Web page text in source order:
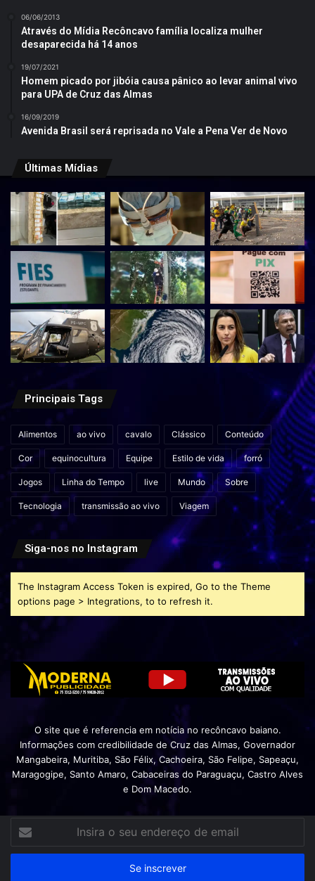
06/06/2013
Através do Mídia Recôncavo família localiza mulher
desaparecida há 14 anos
19/07/2021
Homem picado por jibóia causa pânico ao levar animal vivo
para UPA de Cruz das Almas
16/09/2019
Avenida Brasil será reprisada no Vale a Pena Ver de Novo
Últimas Mídias
Principais Tags
Alimentos ao vivo cavalo Clássico Conteúdo
Cor equinocultura Equipe Estilo de vida forró
Jogos Linha do Tempo live Mundo Sobre
Tecnologia transmissão ao vivo Viagem
Siga-nos no Instagram
The Instagram Access Token is expired, Go to the Theme
options page > Integrations, to to refresh it.
O site que é referencia em notícia no recôncavo baiano.
Informações com credibilidade de Cruz das Almas, Governador
Mangabeira, Muritiba, São Félix, Cachoeira, São Felipe, Sapeaçu,
Maragogipe, Santo Amaro, Cabaceiras do Paraguaçu, Castro Alves
e Dom Macedo.
seu